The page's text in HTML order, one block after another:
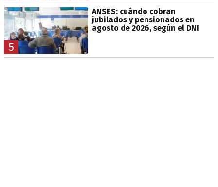
5
ANSES: cuándo cobran
jubilados y pensionados en
agosto de 2026, según el DNI